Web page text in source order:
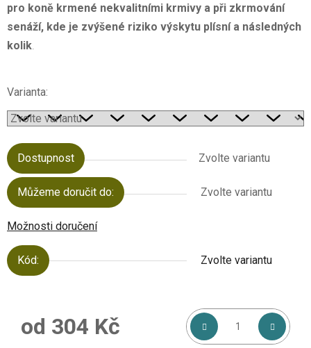
pro koně krmené nekvalitními krmivy a při zkrmování
senáží, kde je zvýšené riziko výskytu plísní a následných
kolik
Varianta:
Dostupnost Zvolte variantu
Můžeme doručit do: Zvolte variantu
Možnosti doručení
Kód: Zvolte variantu
od 304 Kč